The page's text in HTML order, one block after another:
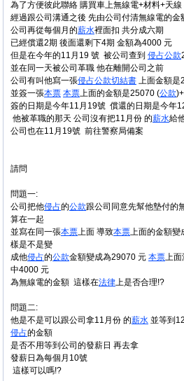
為了方便彼此聯絡 購買車上無線電+材料+天
經過跟公司溝通之後 先由公司付清無線電的金
公司再從每個月的薪水裡面扣 共分成六期
已經償還2期 後面還剩下4期 金額為4000 元
但是在今年的11月19 號 被公司查到 侵占公款
並在同一天被公司革職 他在離開公司之前
公司有叫他寫一張侵占公款切結書 上面金額是
並簽一張本票 本票上面的金額是25070 (公款
簽的日期是今年11月19號 償還的日期是今年
他被革職的那天 公司沒有把11月份 的薪水給
公司也在11月19號 前往警察局備案
請問
問題一:
公司把他侵占的公款跟公司同意先幫他墊付的
算在一起
並寫在同一張本票上面 導致本票上面的金額變
樣是不是變
成他侵占的公款金額變成為29070 元 本票上面
中4000 元
為無線電的金額 這樣在法律上是否合理!?
問題二:
他是不是可以跟公司拿11月份 的薪水 並等到
侵占的金額
是否不用等到公司的發薪日 再去拿
發薪日為每個月10號
這樣可以嗎!?